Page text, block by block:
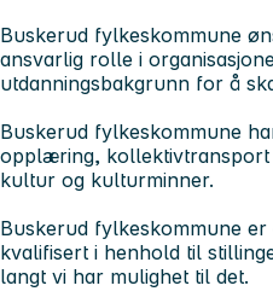
Buskerud fylkeskommune
ansvarlig rolle i
utdanningsbakgrunn for å
Buskerud fylkeskommune
opplæring, kollektivtransport
kultur og kulturminner.
Buskerud fylkeskommune
kvalifisert i henhold til
langt vi har mulighet til det.